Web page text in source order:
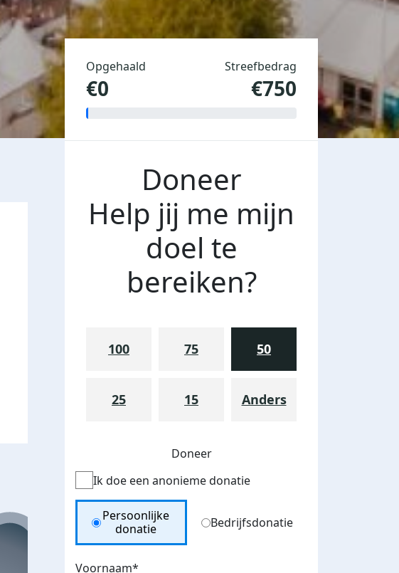
Opgehaald
€0
Streefbedrag
€750
Doneer
Help jij me mijn
doel te
bereiken?
100 75 50
25 15 Anders
Doneer
Ik doe een anonieme donatie
Donation Type
Persoonlijke
donatie
Bedrijfsdonatie
Voornaam*